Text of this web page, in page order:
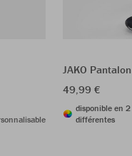
JAKO
49,99 €
disponible en
différentes